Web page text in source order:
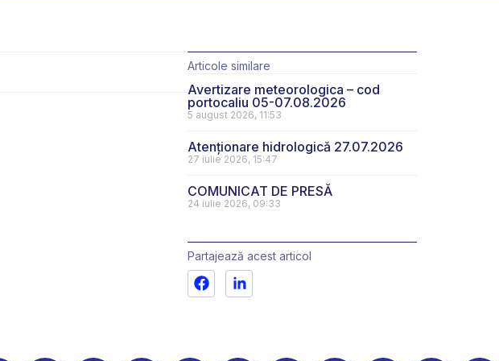
Articole similare
Avertizare meteorologica – cod
portocaliu 05-07.08.2026
5 august 2026, 11:53
Atenționare hidrologică 27.07.2026
27 iulie 2026, 15:47
COMUNICAT DE PRESĂ
24 iulie 2026, 09:33
Partajează acest articol